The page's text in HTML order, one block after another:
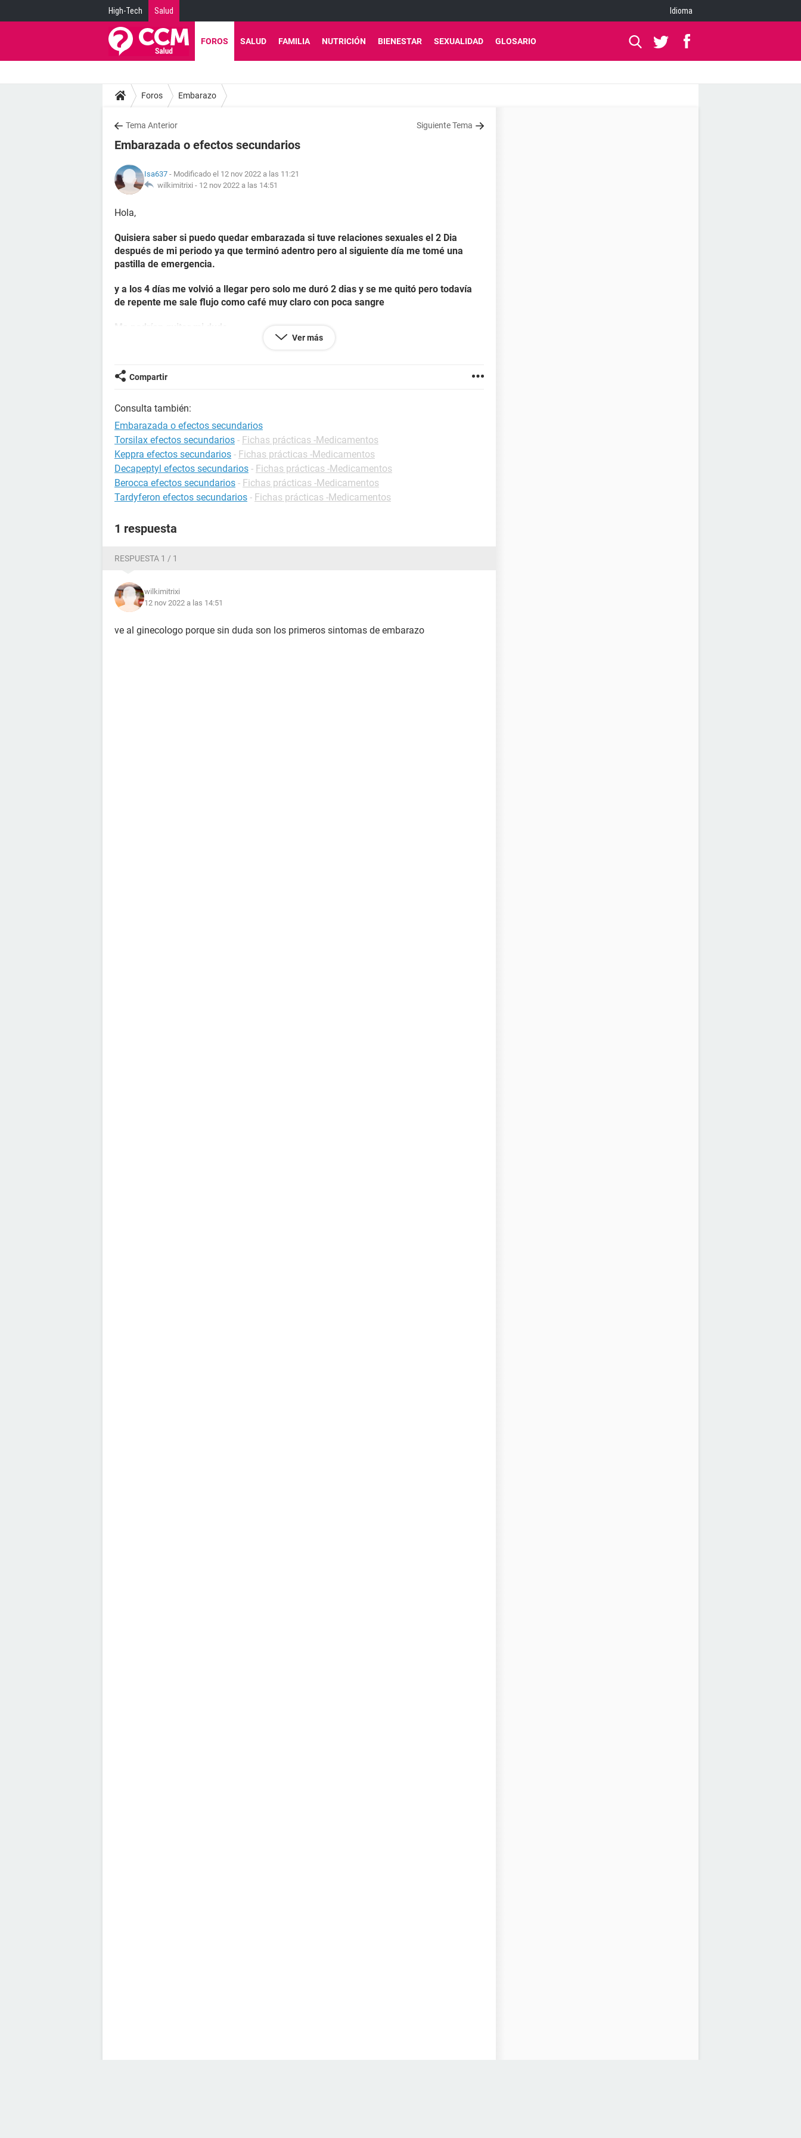
High-Tech Salud Idioma
FOROS SALUD FAMILIA NUTRICIÓN BIENESTAR SEXUALIDAD GLOSARIO
Foros Embarazo
Tema Anterior Siguiente Tema
Embarazada o efectos secundarios
Isa637 - Modificado el 12 nov 2022 a las 11:21
wilkimitrixi - 12 nov 2022 a las 14:51
Hola,
Quisiera saber si puedo quedar embarazada si tuve relaciones sexuales el 2 Dia
después de mi periodo ya que terminó adentro pero al siguiente día me tomé una
pastilla de emergencia.
y a los 4 días me volvió a llegar pero solo me duró 2 dias y se me quitó pero todavía
de repente me sale flujo como café muy claro con poca sangre
Me podrían quitar mi duda
Ver más
Compartir
Consulta también:
Embarazada o efectos secundarios
Torsilax efectos secundarios - Fichas prácticas -Medicamentos
Keppra efectos secundarios - Fichas prácticas -Medicamentos
Decapeptyl efectos secundarios - Fichas prácticas -Medicamentos
Berocca efectos secundarios - Fichas prácticas -Medicamentos
Tardyferon efectos secundarios - Fichas prácticas -Medicamentos
1 respuesta
RESPUESTA 1 / 1
wilkimitrixi
12 nov 2022 a las 14:51
ve al ginecologo porque sin duda son los primeros sintomas de embarazo